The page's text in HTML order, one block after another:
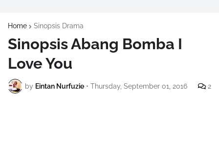
Home Sinopsis Drama
Sinopsis Abang Bomba I
Love You
by Eintan Nurfuzie • Thursday, September 01, 2016 2